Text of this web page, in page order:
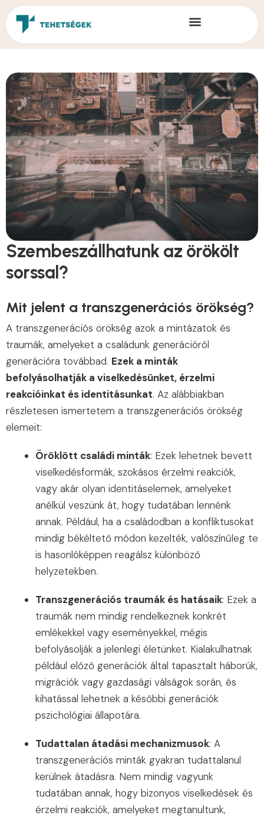
Szembeszállhatunk az örökölt
sorssal?
Mit jelent a transzgenerációs örökség?
A transzgenerációs örökség azok a mintázatok és
traumák, amelyeket a családunk generációról
generációra továbbad. Ezek a minták
befolyásolhatják a viselkedésünket, érzelmi
reakcióinkat és identitásunkat. Az alábbiakban
részletesen ismertetem a transzgenerációs örökség
elemeit:
Öröklött családi minták: Ezek lehetnek bevett
viselkedésformák, szokásos érzelmi reakciók,
vagy akár olyan identitáselemek, amelyeket
anélkül veszünk át, hogy tudatában lennénk
annak. Például, ha a családodban a konfliktusokat
mindig békéltető módon kezelték, valószínűleg te
is hasonlóképpen reagálsz különböző
helyzetekben.
Transzgenerációs traumák és hatásaik: Ezek a
traumák nem mindig rendelkeznek konkrét
emlékekkel vagy eseményekkel, mégis
befolyásolják a jelenlegi életünket. Kialakulhatnak
például előző generációk által tapasztalt háborúk,
migrációk vagy gazdasági válságok során, és
kihatással lehetnek a későbbi generációk
pszichológiai állapotára.
Tudattalan átadási mechanizmusok: A
transzgenerációs minták gyakran tudattalanul
kerülnek átadásra. Nem mindig vagyunk
tudatában annak, hogy bizonyos viselkedések és
érzelmi reakciók, amelyeket megtanultunk,